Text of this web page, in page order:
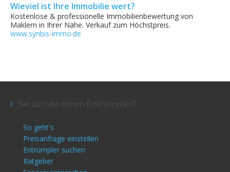
Wieviel ist Ihre Immobilie wert?
Kostenlose & professionelle Immobilienbewertung von
Maklern in Ihrer Nähe. Verkauf zum Höchstpreis.
www.synbis-immo.de
Sie suchen einen Entrümpler?
So geht's
Preisanfrage einstellen
Entrümpler suchen
Ratgeber